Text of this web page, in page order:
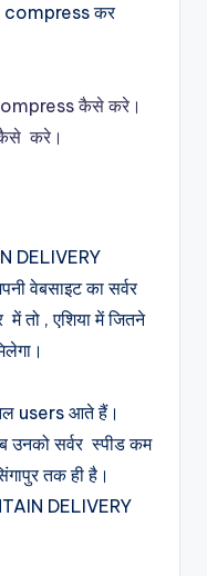
compress कर
कैसे करे।
करे।
DELIVERY
वेबसाइट का सर्वर
में तो , एशिया में जितने
users आते हैं।
सर्वर स्पीड कम
तक ही है।
DELIVERY